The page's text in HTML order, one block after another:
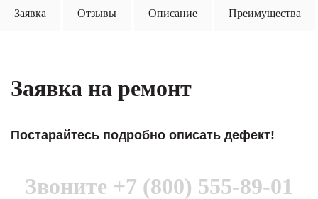
Заявка Отзывы Описание Преимущества
Заявка на ремонт
Постарайтесь подробно описать дефект!
Звоните +7 (800) 555-89-01